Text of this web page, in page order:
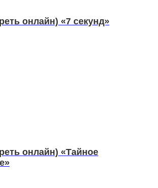
онлайн) «7 секунд»
онлайн) «Тайное